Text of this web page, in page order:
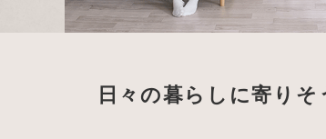
日々の暮らしに寄り